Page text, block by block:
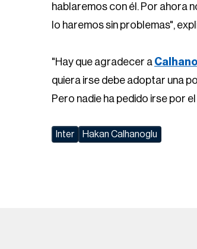
hablaremos con él. Por ahora
lo haremos sin problemas",
"Hay que agradecer a
quiera irse debe adoptar una
Pero nadie ha pedido irse por
Inter Hakan Calhanoglu